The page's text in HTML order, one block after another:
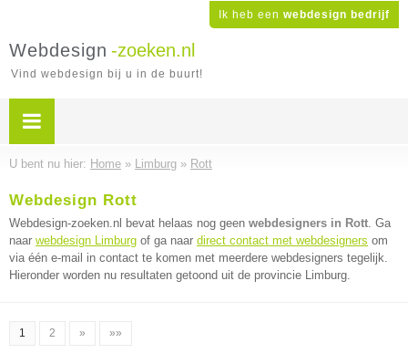
Ik heb een webdesign bedrijf
Webdesign -zoeken.nl
Vind webdesign bij u in de buurt!
U bent nu hier: Home » Limburg » Rott
Webdesign Rott
Webdesign-zoeken.nl bevat helaas nog geen webdesigners in Rott. Ga
naar webdesign Limburg of ga naar direct contact met webdesigners om
via één e-mail in contact te komen met meerdere webdesigners tegelijk.
Hieronder worden nu resultaten getoond uit de provincie Limburg.
1 2 » »»